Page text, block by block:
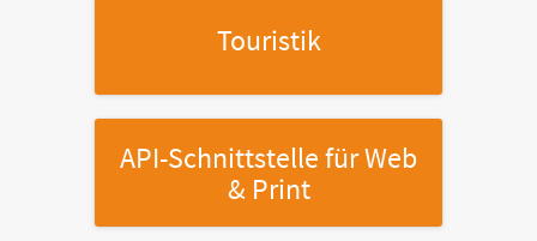
Touristik
API-Schnittstellefür Web
& Print